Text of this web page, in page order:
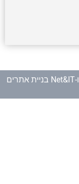
ו-
Net&IT בניית אתרים